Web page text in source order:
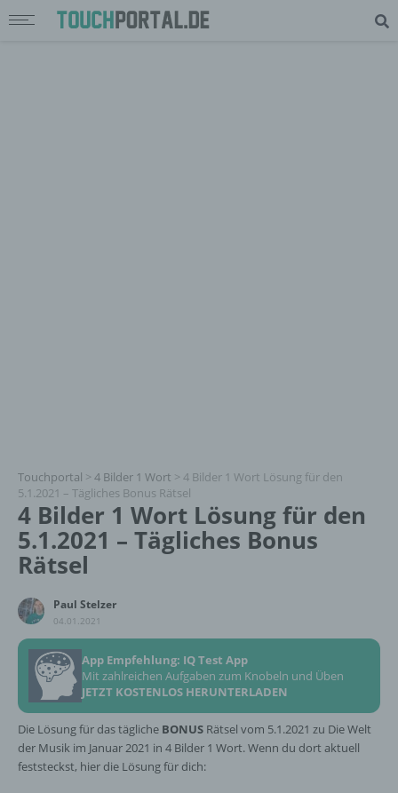
Touchportal > 4 Bilder 1 Wort > 4 Bilder 1 Wort Lösung für den
5.1.2021 – Tägliches Bonus Rätsel
4 Bilder 1 Wort Lösung für den
5.1.2021 – Tägliches Bonus
Rätsel
Paul Stelzer
04.01.2021
App Empfehlung: IQ Test App
Mit zahlreichen Aufgaben zum Knobeln und Üben
JETZT KOSTENLOS HERUNTERLADEN
Die Lösung für das tägliche BONUS Rätsel vom 5.1.2021 zu Die Welt
der Musik im Januar 2021 in 4 Bilder 1 Wort. Wenn du dort aktuell
feststeckst, hier die Lösung für dich: